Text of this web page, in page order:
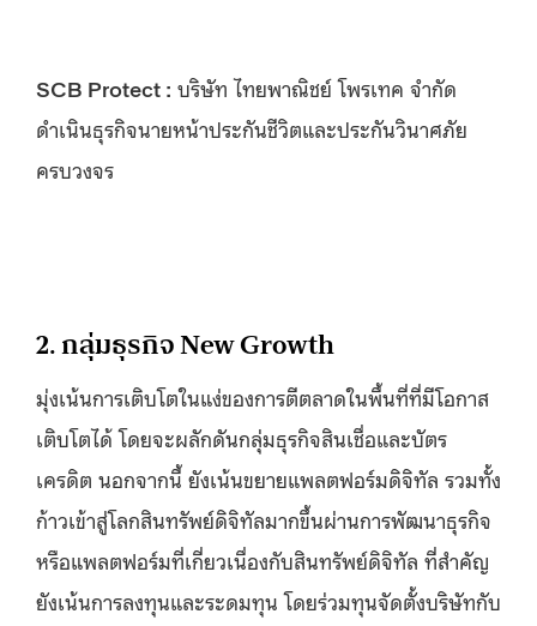
SCB Protect : บริษัท ไทยพาณิชย์ โพรเทค จำกัด
ดำเนินธุรกิจนายหน้าประกันชีวิตและประกันวินาศภัย
ครบวงจร
2. กลุ่มธุรกิจ New Growth
มุ่งเน้นการเติบโตในแง่ของการตีตลาดในพื้นที่ที่มีโอกาส
เติบโตได้ โดยจะผลักดันกลุ่มธุรกิจสินเชื่อและบัตร
เครดิต นอกจากนี้ ยังเน้นขยายแพลตฟอร์มดิจิทัล รวมทั้ง
ก้าวเข้าสู่โลกสินทรัพย์ดิจิทัลมากขึ้นผ่านการพัฒนาธุรกิจ
หรือแพลตฟอร์มที่เกี่ยวเนื่องกับสินทรัพย์ดิจิทัล ที่สำคัญ
ยังเน้นการลงทุนและระดมทุน โดยร่วมทุนจัดตั้งบริษัทกับ